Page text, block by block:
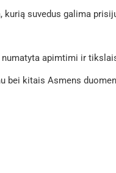
suvedus galima
apimtimi ir
bei kitais Asmens